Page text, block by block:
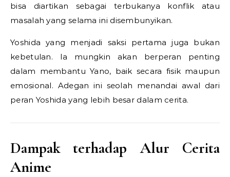
bisa diartikan sebagai terbukanya konflik atau
masalah yang selama ini disembunyikan.
Yoshida yang menjadi saksi pertama juga bukan
kebetulan. Ia mungkin akan berperan penting
dalam membantu Yano, baik secara fisik maupun
emosional. Adegan ini seolah menandai awal dari
peran Yoshida yang lebih besar dalam cerita.
Dampak terhadap Alur Cerita
Anime